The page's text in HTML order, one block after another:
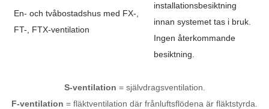
En- och tvåbostadshus med FX-,
FT-, FTX-ventilation
installationsbesiktning
innan systemet tas i bruk.
Ingen återkommande
besiktning.
S-ventilation = självdragsventilation.
F-ventilation = fläktventilation där frånluftsflödena är fläktstyrda.